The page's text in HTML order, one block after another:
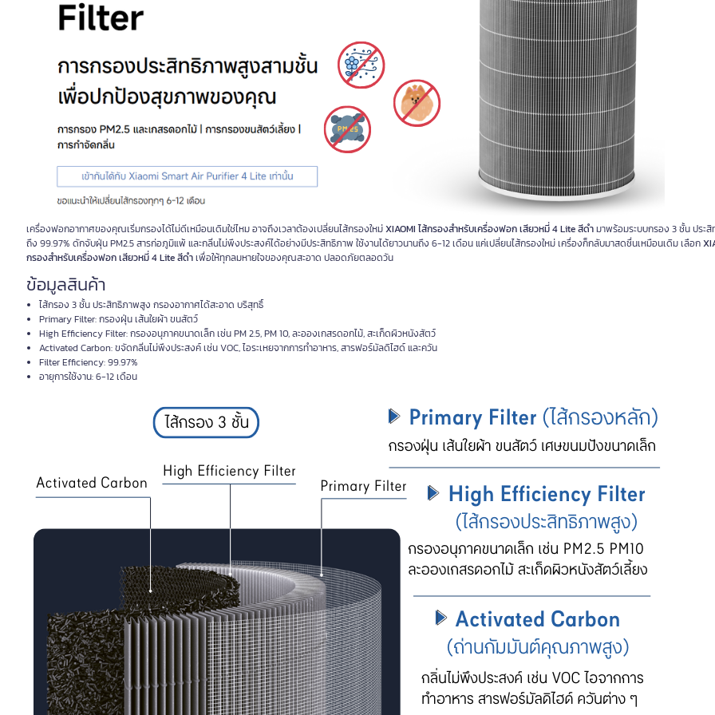
เครื่องฟอกอากาศของคุณเริ่มกรองได้ไม่ดีเหมือนเดิมใช่ไหม อาจถึงเวลาต้องเปลี่ยนไส้กรองใหม่XIAOMI ไส้กรองสำหรับเครื่องฟอก เสียวหมี่ 4 Lite สีดำมาพร้อมระบบกรอง 3 ชั้น ประ
ถึง 99.97% ดักจับฝุ่น PM2.5 สารก่อภูมิแพ้ และกลิ่นไม่พึงประสงค์ได้อย่างมีประสิทธิภาพ ใช้งานได้ยาวนานถึง 6-12 เดือน แค่เปลี่ยนไส้กรองใหม่ เครื่องก็กลับมาสดชื่นเหมือนเดิม เลือก
กรองสำหรับเครื่องฟอก เสียวหมี่ 4 Lite สีดำเพื่อให้ทุกลมหายใจของคุณสะอาด ปลอดภัยตลอดวัน
ข้อมูลสินค้า
ไส้กรอง 3 ชั้น ประสิทธิภาพสูง กรองอากาศได้สะอาด บริสุทธิ์
Primary Filter: กรองฝุ่น เส้นใยผ้า ขนสัตว์
High Efficiency Filter: กรองอนุภาคขนาดเล็ก เช่น PM 2.5, PM 10, ละอองเกสรดอกไม้, สะเก็ดผิวหนังสัตว์
Activated Carbon: ขจัดกลิ่นไม่พึงประสงค์ เช่น VOC, ไอระเหยจากการทำอาหาร, สารฟอร์มัลดิไฮด์ และควัน
Filter Efficiency: 99.97%
อายุการใช้งาน: 6-12 เดือน